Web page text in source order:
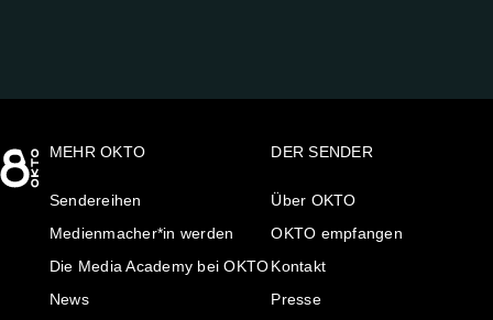
MEHR OKTO
Sendereihen
Medienmacher*in werden
Die Media Academy bei OKTO
News
DER SENDER
Über OKTO
OKTO empfangen
Kontakt
Presse